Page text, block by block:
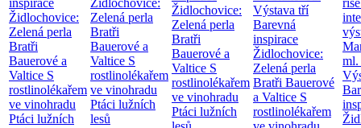
Židlochovice:
Zelená perla
Bratři
Bauerové a
Valtice S
rostlinolékařem
ve vinohradu
Ptáci lužních
Zelená perla
Bratři
Bauerové a
Valtice S
rostlinolékařem
ve vinohradu
Ptáci lužních
lesů
Židlochovice:
Zelená perla
Bratři
Bauerové a
Valtice S
rostlinolékařem
ve vinohradu
Ptáci lužních
Výstava tří
Barevná
inspirace
Židlochovice:
Zelená perla
Bratři Bauerové
a Valtice S
rostlinolékařem
ml.